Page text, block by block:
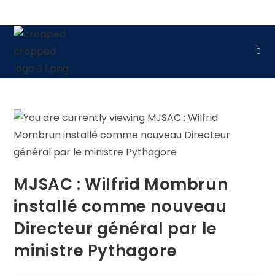
MJSAC : Wilfrid Mombrun
installé comme nouveau
Directeur général par le
ministre Pythagore